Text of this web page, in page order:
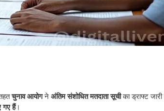
चुनाव आयोगने अंतिम संशोधित मतदाता सूचीका ड्राफ्ट जारी
गए हैं।